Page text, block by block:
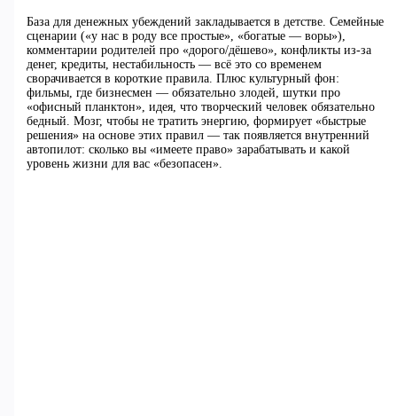
База для денежных убеждений закладывается в детстве. Семейные
сценарии («у нас в роду все простые», «богатые — воры»),
комментарии родителей про «дорого/дёшево», конфликты из‑за
денег, кредиты, нестабильность — всё это со временем
сворачивается в короткие правила. Плюс культурный фон:
фильмы, где бизнесмен — обязательно злодей, шутки про
«офисный планктон», идея, что творческий человек обязательно
бедный. Мозг, чтобы не тратить энергию, формирует «быстрые
решения» на основе этих правил — так появляется внутренний
автопилот: сколько вы «имеете право» зарабатывать и какой
уровень жизни для вас «безопасен».